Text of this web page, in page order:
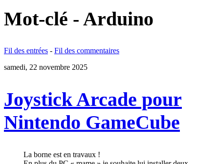
Mot-clé - Arduino
Fil des entrées - Fil des commentaires
samedi, 22 novembre 2025
Joystick Arcade pour
Nintendo GameCube
La borne est en travaux !